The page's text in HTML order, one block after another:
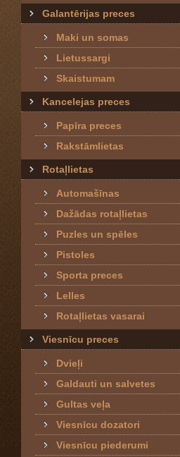
Galantērijas preces
Maki un somas
Lietussargi
Skaistumam
Kancelejas preces
Papīra preces
Rakstāmlietas
Rotaļlietas
Automašīnas
Dažādas rotaļlietas
Puzles un spēles
Pistoles
Sporta preces
Lelles
Rotaļlietas vasarai
Viesnīcu preces
Dvieļi
Galdauti un salvetes
Gultas veļa
Viesnīcu dozatori
Viesnīcu piederumi